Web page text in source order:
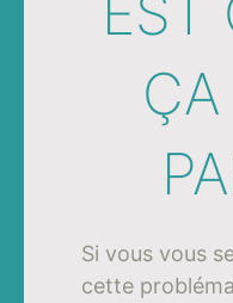
Si vous vous
cette